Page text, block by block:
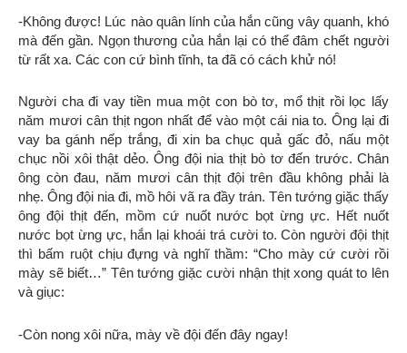
-Không được! Lúc nào quân lính của hắn cũng vây quanh, khó
mà đến gần. Ngọn thương của hắn lại có thể đâm chết người
từ rất xa. Các con cứ bình tĩnh, ta đã có cách khử nó!
Người cha đi vay tiền mua một con bò tơ, mổ thịt rồi lọc lấy
năm mươi cân thịt ngon nhất để vào một cái nia to. Ông lại đi
vay ba gánh nếp trắng, đi xin ba chục quả gấc đỏ, nấu một
chục nồi xôi thật dẻo. Ông đội nia thịt bò tơ đến trước. Chân
ông còn đau, năm mươi cân thịt đội trên đầu không phải là
nhẹ. Ông đội nia đi, mồ hôi vã ra đầy trán. Tên tướng giặc thấy
ông đội thịt đến, mồm cứ nuốt nước bọt ừng ực. Hết nuốt
nước bọt ừng ực, hắn lại khoái trá cười to. Còn người đội thịt
thì bấm ruột chịu đựng và nghĩ thầm: “Cho mày cứ cười rồi
mày sẽ biết…” Tên tướng giặc cười nhận thịt xong quát to lên
và giục:
-Còn nong xôi nữa, mày về đội đến đây ngay!